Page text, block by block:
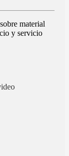
material
y servicio